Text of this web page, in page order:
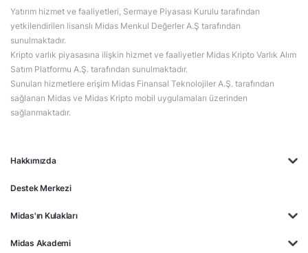
Hakkımızda
Destek Merkezi
Midas'ın Kulakları
Midas Akademi
Yatırım hizmet ve faaliyetleri, Sermaye Piyasası Kurulu tarafından
yetkilendirilen lisanslı Midas Menkul Değerler A.Ş tarafından
sunulmaktadır.
Kripto varlık piyasasına ilişkin hizmet ve faaliyetler Midas Kripto Varlık Alım
Satım Platformu A.Ş. tarafından sunulmaktadır.
Sunulan hizmetlere erişim Midas Finansal Teknolojiler A.Ş. tarafından
sağlanan Midas ve Midas Kripto mobil uygulamaları üzerinden
sağlanmaktadır.